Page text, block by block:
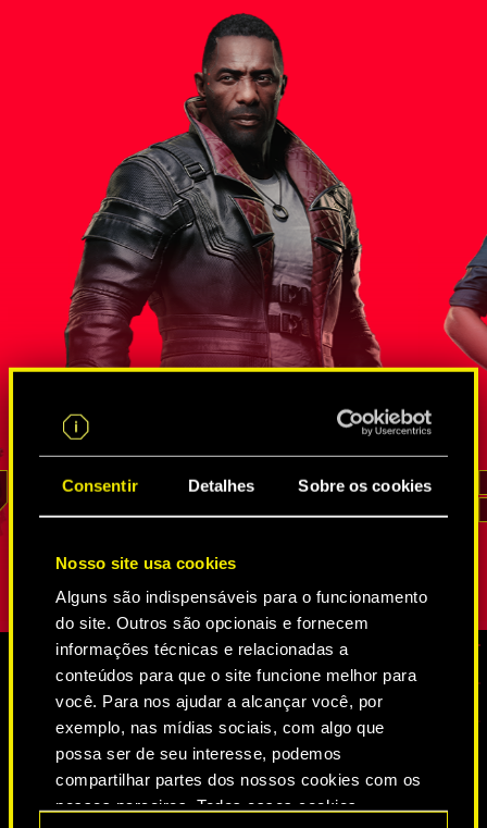
Consentir Detalhes Sobre os cookies
Nosso site usa cookies
Alguns são indispensáveis para o funcionamento
do site. Outros são opcionais e fornecem
informações técnicas e relacionadas a
conteúdos para que o site funcione melhor para
você. Para nos ajudar a alcançar você, por
exemplo, nas mídias sociais, com algo que
possa ser de seu interesse, podemos
compartilhar partes dos nossos cookies com os
nossos parceiros. Todos esses cookies
que
Por
de que
não é
Solomon Reed é um experiente agente da
FIA que provou seu valor inúmeras vezes
em missões secretas de inteligência. Ele
incontáveis teias de espiões e
trilha-redes, como extrair informações e
até como invadir os lugares mais bem
guardados. Sua lealdade e senso de dever
REED
Outrora
Agência
ela
queseu
mas,
seu papel,
MÍDIA
CYBERPUNK 2077